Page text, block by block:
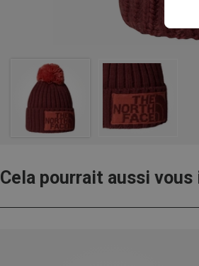
Cela pourrait aussi